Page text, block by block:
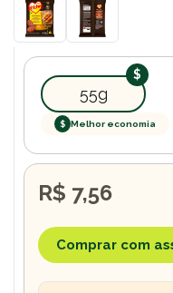
55g
$ Melhor economia
R$ 7,56
Comprar com